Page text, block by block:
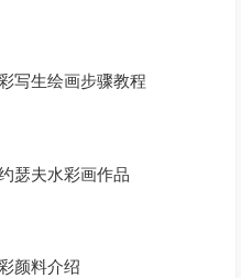
写生绘画步骤教程
瑟夫水彩画作品
颜料介绍